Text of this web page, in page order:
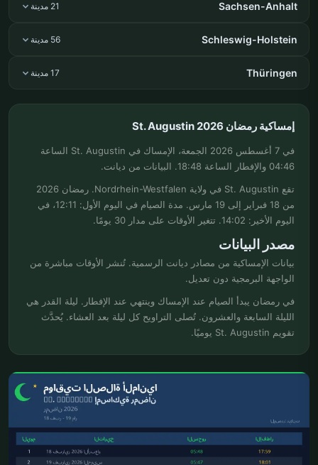
Sachsen-Anhalt 21 مدينة
Schleswig-Holstein 56 مدينة
Thüringen 17 مدينة
إمساكية رمضان St. Augustin 2026
في 7 أغسطس 2026 الجمعة، الإمساك في St. Augustin الساعة
04:46 والإفطار الساعة 18:48. البيانات من ديانت.
تقع St. Augustin في ولاية Nordrhein-Westfalen. رمضان 2026
من 18 فبراير إلى 19 مارس. مدة الصيام في اليوم الأول: 12:11، في
اليوم الأخير: 14:02. تتغير الأوقات على مدار 30 يومًا.
مصدر البيانات
بيانات الإمساكية من مصادر ديانت الرسمية. تُنشر الأوقات مباشرة من
الواجهة البرمجية دون تعديل.
في رمضان يبدأ الصيام عند الإمساك وينتهي عند الإفطار. ليلة القدر هي
الليلة السابعة والعشرون. تُصلى التراويح كل ليلة بعد العشاء. يُحدَّث
تقويم St. Augustin يوميًا.